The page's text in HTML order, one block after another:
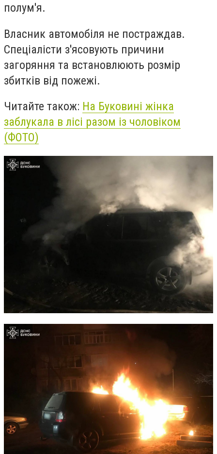
полум'я.
Власник автомобіля не постраждав.
Спеціалісти з'ясовують причини
загоряння та встановлюють розмір
збитків від пожежі.
Читайте також: На Буковині жінка
заблукала в лісі разом із чоловіком
(ФОТО)